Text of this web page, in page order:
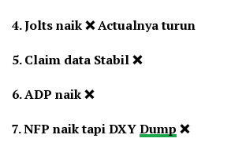
4. Jolts naik ❌ Actualnya turun
5. Claim data Stabil ❌
6. ADP naik ❌
7. NFP naik tapi DXYDump ❌